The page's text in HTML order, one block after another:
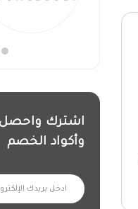
اشترك
وأكواد الخصم